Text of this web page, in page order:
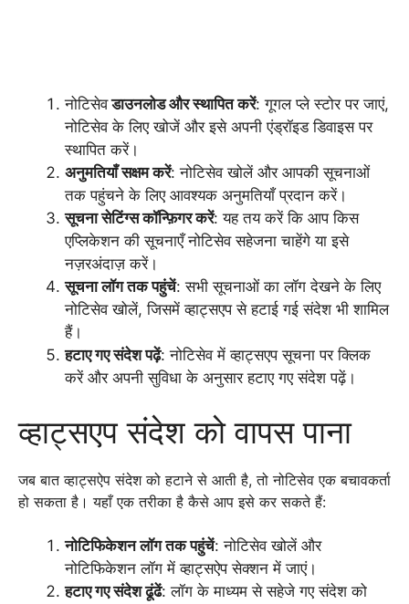
नोटिसेवडाउनलोड और स्थापित करें: गूगल प्ले स्टोर पर जाएं,
नोटिसेव के लिए खोजें और इसे अपनी एंड्रॉइड डिवाइस पर
स्थापित करें।
अनुमतियाँ सक्षम करें: नोटिसेव खोलें और आपकी सूचनाओं
तक पहुंचने के लिए आवश्यक अनुमतियाँ प्रदान करें।
सूचना सेटिंग्स कॉन्फ़िगर करें: यह तय करें कि आप किस
एप्लिकेशन की सूचनाएँ नोटिसेव सहेजना चाहेंगे या इसे
नज़रअंदाज़ करें।
सूचना लॉग तक पहुंचें: सभी सूचनाओं का लॉग देखने के लिए
नोटिसेव खोलें, जिसमें व्हाट्सएप से हटाई गई संदेश भी शामिल
हैं।
हटाए गए संदेश पढ़ें: नोटिसेव में व्हाट्सएप सूचना पर क्लिक
करें और अपनी सुविधा के अनुसार हटाए गए संदेश पढ़ें।
व्हाट्सएप संदेश को वापस पाना
जब बात व्हाट्सऐप संदेश को हटाने से आती है, तो नोटिसेव एक बचावकर्ता
हो सकता है। यहाँ एक तरीका है कैसे आप इसे कर सकते हैं:
नोटिफिकेशन लॉग तक पहुंचें: नोटिसेव खोलें और
नोटिफिकेशन लॉग में व्हाट्सऐप सेक्शन में जाएं।
हटाए गए संदेश ढूंढें: लॉग के माध्यम से सहेजे गए संदेश को